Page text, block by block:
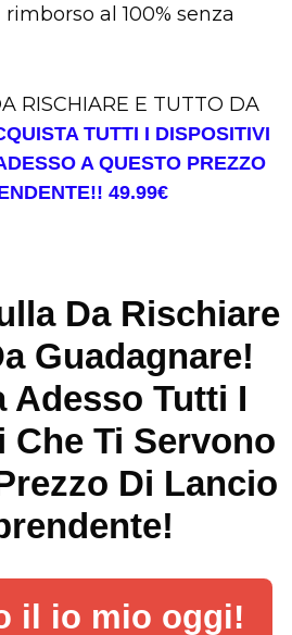
al 100% senza
RISCHIARE E TUTTO DA
TUTTI I DISPOSITIVI
A QUESTO PREZZO
49.99€
Da Rischiare
Guadagnare!
Adesso Tutti I
Ti Servono
Di Lancio
il io mio oggi!